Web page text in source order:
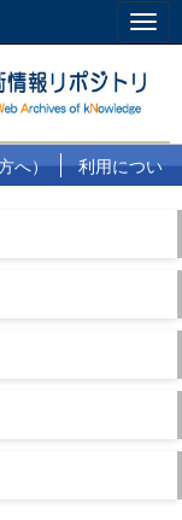
へ）
利用につい